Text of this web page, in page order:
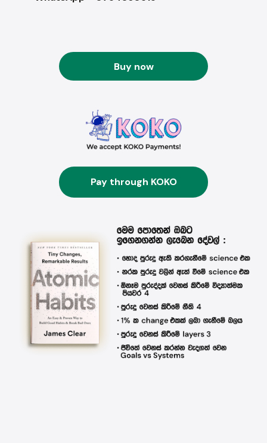
Buy now
Pay through KOKO